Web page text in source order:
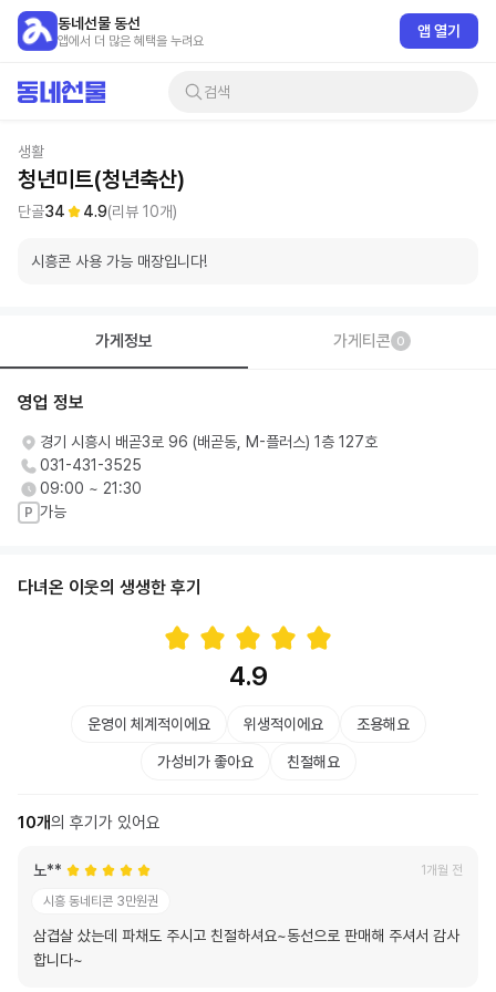
동네선물 동선
앱에서 더 많은 혜택을 누려요
앱 열기
검색
생활
청년미트(청년축산)
단골34 4.9(리뷰 10개)
시흥콘 사용 가능 매장입니다!
가게정보 가게티콘 0
영업 정보
경기 시흥시 배곧3로 96 (배곧동, M-플러스) 1층 127호
031-431-3525
09:00 ~ 21:30
P 가능
다녀온 이웃의 생생한 후기
4.9
운영이 체계적이에요 위생적이에요 조용해요
가성비가 좋아요 친절해요
10개의 후기가 있어요
노**
1개월 전
시흥 동네티콘 3만원권
삼겹살 샀는데 파채도 주시고 친절하셔요~동선으로 판매해 주셔서 감사
합니다~